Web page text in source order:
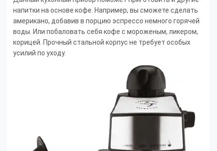
напитки на основе кофе. Например, вы сможете сделать
американо, добавив в порцию эспрессо немного горячей
воды. Или побаловать себя кофе с мороженым, ликером,
корицей. Прочный стальной корпус не требует особых
усилий по уходу.